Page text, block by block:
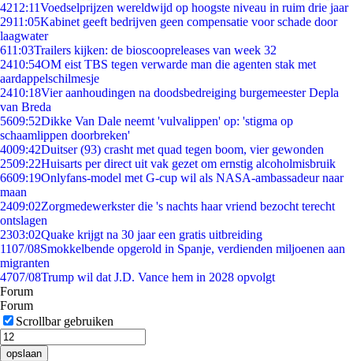
4212:11Voedselprijzen wereldwijd op hoogste niveau in ruim drie jaar
2911:05Kabinet geeft bedrijven geen compensatie voor schade door
laagwater
611:03Trailers kijken: de bioscoopreleases van week 32
2410:54OM eist TBS tegen verwarde man die agenten stak met
aardappelschilmesje
2410:18Vier aanhoudingen na doodsbedreiging burgemeester Depla
van Breda
5609:52Dikke Van Dale neemt 'vulvalippen' op: 'stigma op
schaamlippen doorbreken'
4009:42Duitser (93) crasht met quad tegen boom, vier gewonden
2509:22Huisarts per direct uit vak gezet om ernstig alcoholmisbruik
6609:19Onlyfans-model met G-cup wil als NASA-ambassadeur naar
maan
2409:02Zorgmedewerkster die 's nachts haar vriend bezocht terecht
ontslagen
2303:02Quake krijgt na 30 jaar een gratis uitbreiding
1107/08Smokkelbende opgerold in Spanje, verdienden miljoenen aan
migranten
4707/08Trump wil dat J.D. Vance hem in 2028 opvolgt
Forum
Forum
Scrollbar gebruiken
opslaan